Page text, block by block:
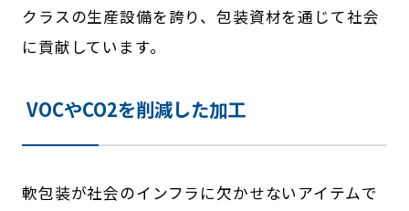
クラスの生産設備を誇り、包装資材を通じて社会
に貢献しています。
VOCやCO2を削減した加工
軟包装が社会のインフラに欠かせないアイテムで